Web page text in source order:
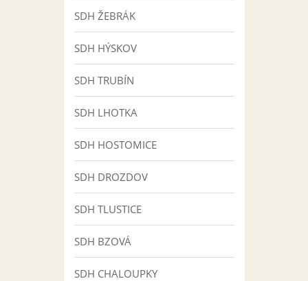
SDH ŽEBRÁK
SDH HÝSKOV
SDH TRUBÍN
SDH LHOTKA
SDH HOSTOMICE
SDH DROZDOV
SDH TLUSTICE
SDH BZOVÁ
SDH CHALOUPKY